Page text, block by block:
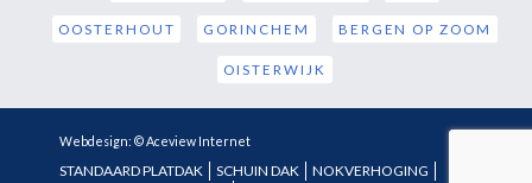
OOSTERHOUT GORINCHEM BERGEN OP ZOOM
OISTERWIJK
Webdesign: © Aceview Internet
STANDAARD PLATDAK SCHUIN DAK
NOKVERHOGING